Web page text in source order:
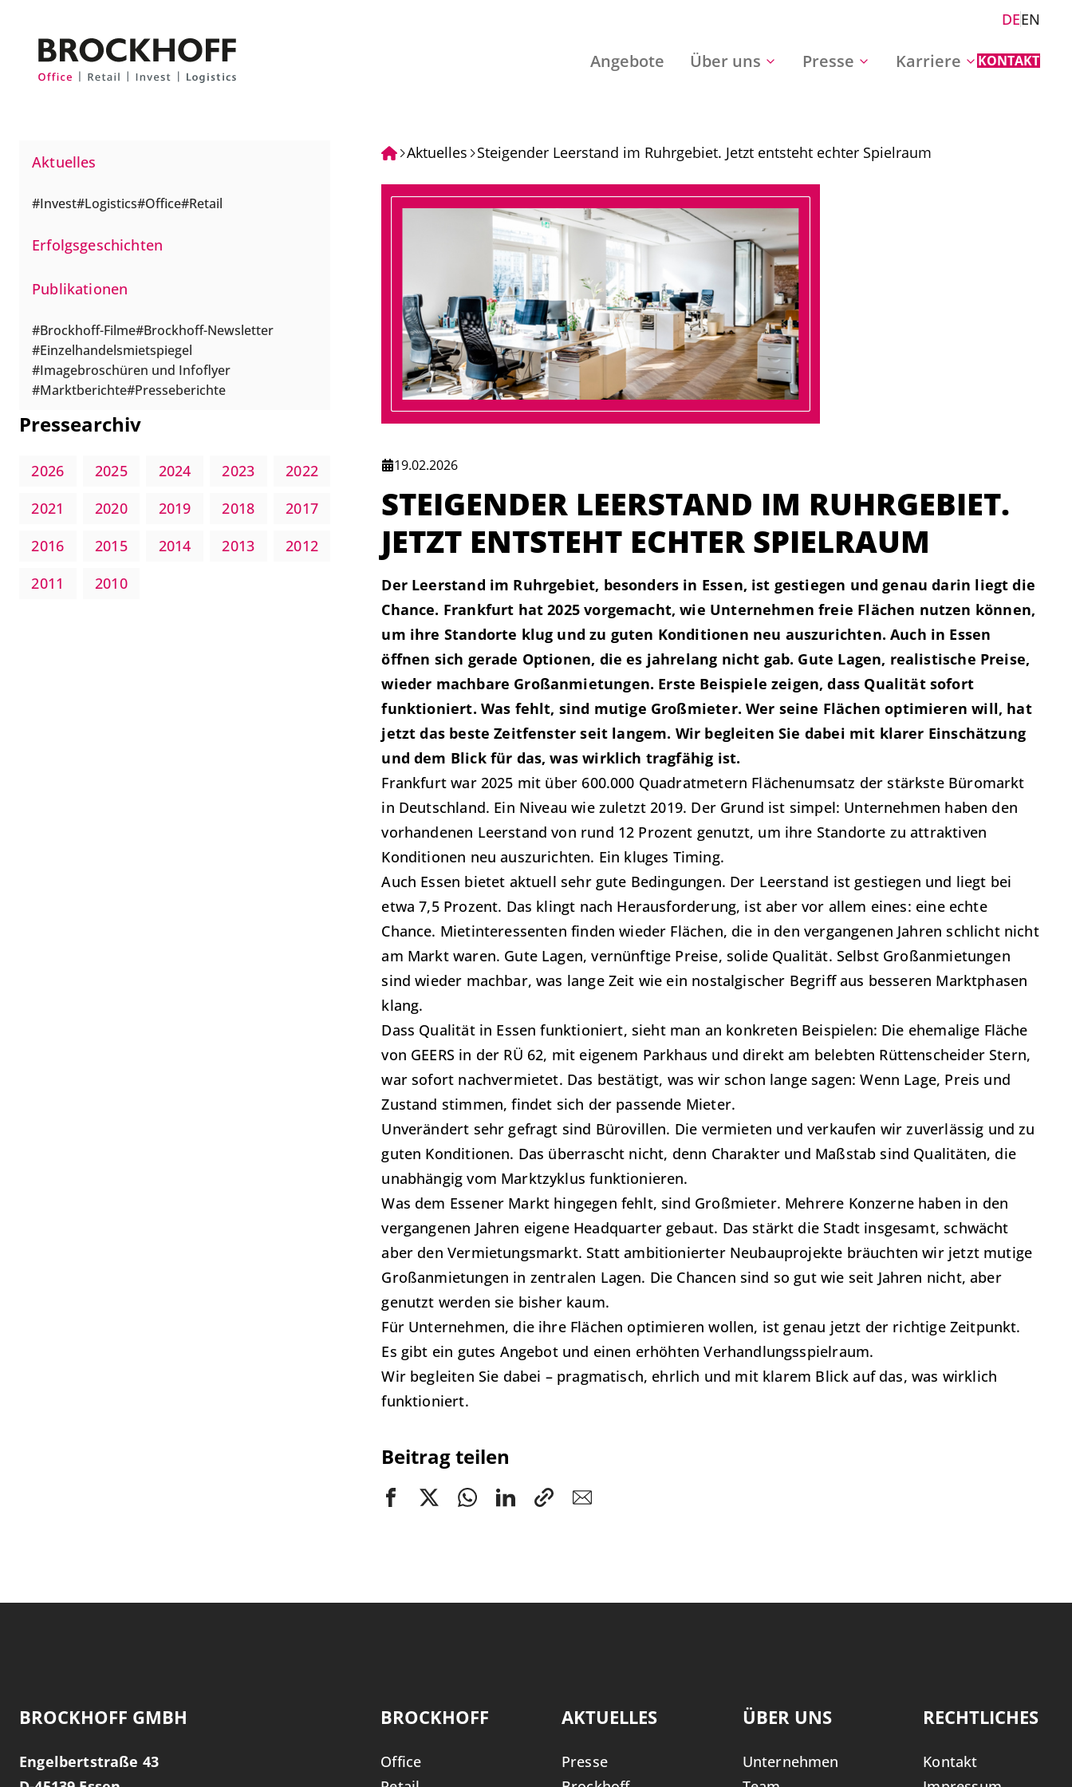
Zum Fuß springen
Angebote Über uns Presse Karriere KONTAKT
DEEN
Aktuelles
Invest Logistics Office Retail
Erfolgsgeschichten
Publikationen
Brockhoff-Filme Brockhoff-Newsletter
Einzelhandelsmietspiegel
Imagebroschüren und Infoflyer
Marktberichte Presseberichte
Pressearchiv
2026 2025 2024 2023
2022
2021
2020 2019 2018
2017
2016
2015 2014 2013
2012
2011
2010
Aktuelles Steigender Leerstand im Ruhrgebiet. Jetzt entsteht echter Spielraum
19.02.2026
STEIGENDER LEERSTAND IM RUHRGEBIET.
JETZT ENTSTEHT ECHTER SPIELRAUM
Der Leerstand im Ruhrgebiet, besonders in Essen, ist gestiegen und genau darin liegt die
Chance. Frankfurt hat 2025 vorgemacht, wie Unternehmen freie Flächen nutzen können,
um ihre Standorte klug und zu guten Konditionen neu auszurichten. Auch in Essen
öffnen sich gerade Optionen, die es jahrelang nicht gab. Gute Lagen, realistische Preise,
wieder machbare Großanmietungen. Erste Beispiele zeigen, dass Qualität sofort
funktioniert. Was fehlt, sind mutige Großmieter. Wer seine Flächen optimieren will, hat
jetzt das beste Zeitfenster seit langem. Wir begleiten Sie dabei mit klarer Einschätzung
und dem Blick für das, was wirklich tragfähig ist.
Frankfurt war 2025 mit über 600.000 Quadratmetern Flächenumsatz der stärkste Büromarkt
in Deutschland. Ein Niveau wie zuletzt 2019. Der Grund ist simpel: Unternehmen haben den
vorhandenen Leerstand von rund 12 Prozent genutzt, um ihre Standorte zu attraktiven
Konditionen neu auszurichten. Ein kluges Timing.
Auch Essen bietet aktuell sehr gute Bedingungen. Der Leerstand ist gestiegen und liegt bei
etwa 7,5 Prozent. Das klingt nach Herausforderung, ist aber vor allem eines: eine echte
Chance. Mietinteressenten finden wieder Flächen, die in den vergangenen Jahren schlicht nicht
am Markt waren. Gute Lagen, vernünftige Preise, solide Qualität. Selbst Großanmietungen
sind wieder machbar, was lange Zeit wie ein nostalgischer Begriff aus besseren Marktphasen
klang.
Dass Qualität in Essen funktioniert, sieht man an konkreten Beispielen: Die ehemalige Fläche
von GEERS in der RÜ 62, mit eigenem Parkhaus und direkt am belebten Rüttenscheider Stern,
war sofort nachvermietet. Das bestätigt, was wir schon lange sagen: Wenn Lage, Preis und
Zustand stimmen, findet sich der passende Mieter.
Unverändert sehr gefragt sind Bürovillen. Die vermieten und verkaufen wir zuverlässig und zu
guten Konditionen. Das überrascht nicht, denn Charakter und Maßstab sind Qualitäten, die
unabhängig vom Marktzyklus funktionieren.
Was dem Essener Markt hingegen fehlt, sind Großmieter. Mehrere Konzerne haben in den
vergangenen Jahren eigene Headquarter gebaut. Das stärkt die Stadt insgesamt, schwächt
aber den Vermietungsmarkt. Statt ambitionierter Neubauprojekte bräuchten wir jetzt mutige
Großanmietungen in zentralen Lagen. Die Chancen sind so gut wie seit Jahren nicht, aber
genutzt werden sie bisher kaum.
Für Unternehmen, die ihre Flächen optimieren wollen, ist genau jetzt der richtige Zeitpunkt.
Es gibt ein gutes Angebot und einen erhöhten Verhandlungsspielraum.
Wir begleiten Sie dabei – pragmatisch, ehrlich und mit klarem Blick auf das, was wirklich
funktioniert.
Beitrag teilen
BROCKHOFF GMBH
Engelbertstraße 43
BROCKHOFF
Office
AKTUELLES
Presse
ÜBER UNS
Unternehmen
RECHTLICHES
Kontakt